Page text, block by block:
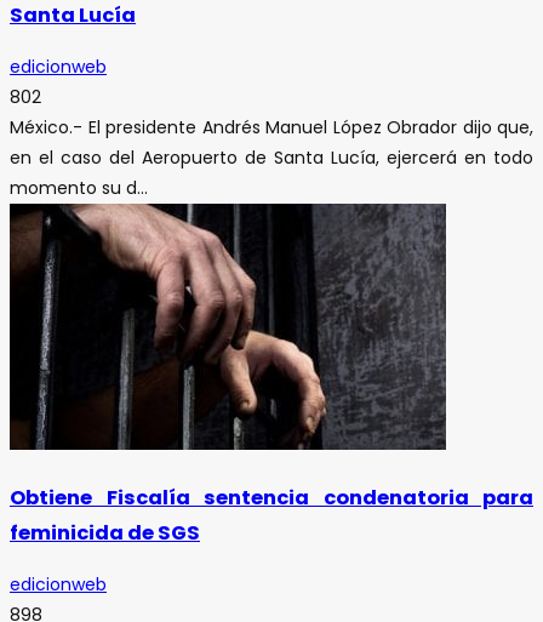
Santa Lucía
edicionweb
802
México.- El presidente Andrés Manuel López Obrador dijo que,
en el caso del Aeropuerto de Santa Lucía, ejercerá en todo
momento su d...
Obtiene Fiscalía sentencia condenatoria para
feminicida de SGS
edicionweb
898